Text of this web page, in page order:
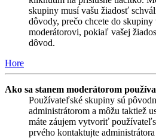
skupiny musí vašu žiadosť
dôvody, prečo chcete do
moderátorovi, pokiaľ vašej
dôvod.
Hore
Ako sa stanem moderátorom
Používateľské skupiny sú
administrátorom a môžu taktiež
máte záujem vytvoriť
prvého kontaktujte